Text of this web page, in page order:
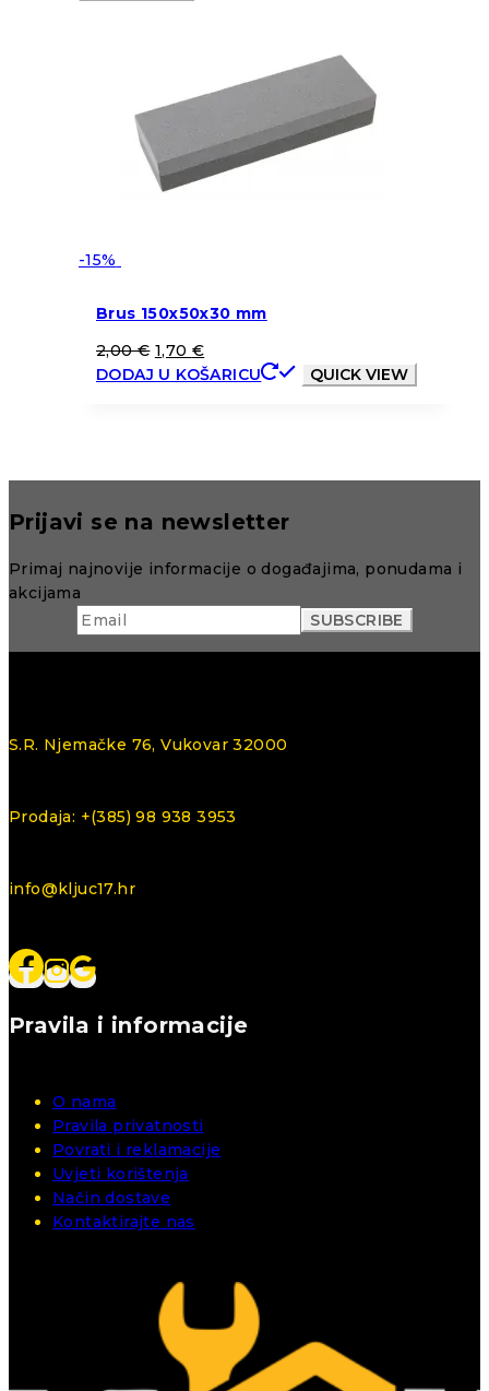
-15%
Brus 150x50x30 mm
2,00€ 1,70 €
DODAJ U KOŠARICU
QUICK VIEW
Prijavi se na newsletter
Primaj najnovije informacije o događajima, ponudama i
akcijama
S.R. Njemačke 76, Vukovar 32000
Prodaja: +(385) 98 938 3953
info@kljuc17.hr
Pravila i informacije
O nama
Pravila privatnosti
Povrati i reklamacije
Uvjeti korištenja
Način dostave
Kontaktirajte nas